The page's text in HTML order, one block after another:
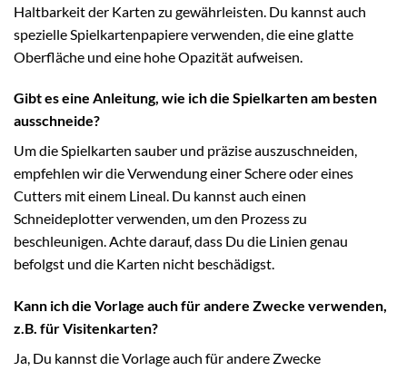
Haltbarkeit der Karten zu gewährleisten. Du kannst auch
spezielle Spielkartenpapiere verwenden, die eine glatte
Oberfläche und eine hohe Opazität aufweisen.
Gibt es eine Anleitung, wie ich die Spielkarten am besten
ausschneide?
Um die Spielkarten sauber und präzise auszuschneiden,
empfehlen wir die Verwendung einer Schere oder eines
Cutters mit einem Lineal. Du kannst auch einen
Schneideplotter verwenden, um den Prozess zu
beschleunigen. Achte darauf, dass Du die Linien genau
befolgst und die Karten nicht beschädigst.
Kann ich die Vorlage auch für andere Zwecke verwenden,
z.B. für Visitenkarten?
Ja, Du kannst die Vorlage auch für andere Zwecke